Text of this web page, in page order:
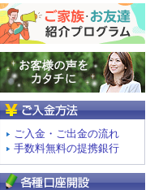
ご入金・ご出金の流れ
手数料無料の提携銀行